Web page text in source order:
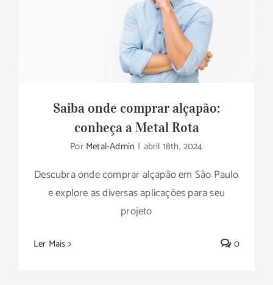
Saiba onde comprar alçapão: conheça a
Metal Rota
Saiba onde comprar alçapão:
conheça a Metal Rota
Por Metal-Admin | abril 18th, 2024
Descubra onde comprar alçapão em São Paulo
e explore as diversas aplicações para seu
projeto
Ler Mais 0